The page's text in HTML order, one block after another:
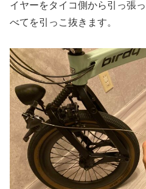
イヤーをタイコ側から引っ張
べてを引っこ抜きます。